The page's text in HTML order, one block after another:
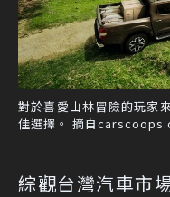
對於喜愛山林冒險的玩家
佳選擇。 摘自
綜觀台灣汽車市